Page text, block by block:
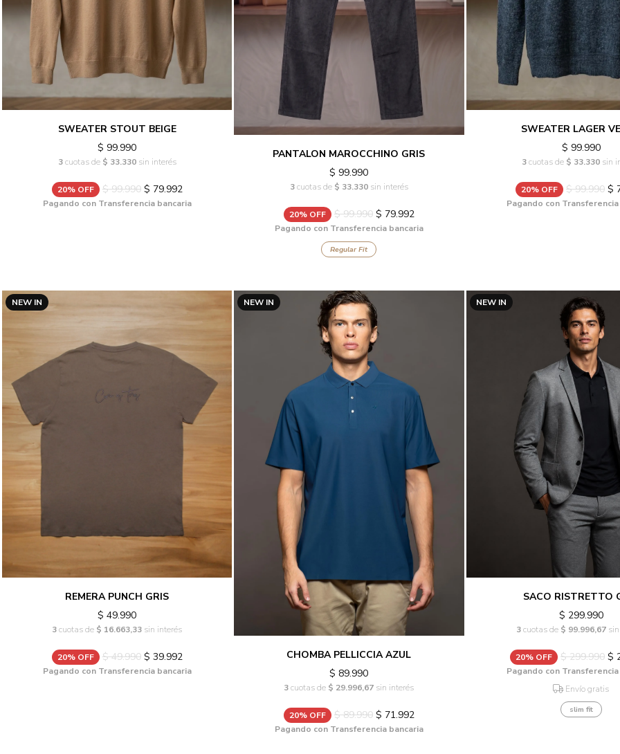
SWEATER STOUT BEIGE
$ 99.990
3cuotas de $ 33.330 sin interés
20% OFF $ 99.990$ 79.992
Pagando con Transferencia bancaria
PANTALON MAROCCHINO GRIS
$ 99.990
3cuotas de $ 33.330 sin interés
20% OFF $ 99.990$ 79.992
Pagando con Transferencia bancaria
Regular Fit
SWEATER LAGER
$ 99.990
3cuotas de $ 33.330 sin
20% OFF $ 99.990 $
Pagando con
NEW IN
REMERA PUNCH GRIS
$ 49.990
3cuotas de $ 16.663,33 sin interés
20% OFF $ 49.990$ 39.992
Pagando con Transferencia bancaria
NEW IN
CHOMBA PELLICCIA AZUL
$ 89.990
3cuotas de $ 29.996,67 sin interés
20% OFF $ 89.990$ 71.992
Pagando con Transferencia bancaria
NEW IN
SACO RISTRETTO
$ 299.990
3cuotas de $ 99.996,67
20% OFF $ 299.990 $
Pagando con
Envío gratis
slim fit